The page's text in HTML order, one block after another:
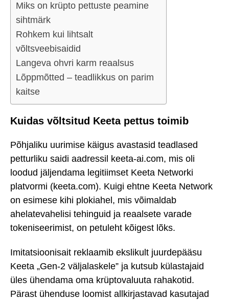
Miks on krüpto pettuste peamine
sihtmärk
Rohkem kui lihtsalt
võltsveebisaidid
Langeva ohvri karm reaalsus
Lõppmõtted – teadlikkus on parim
kaitse
Kuidas võltsitud Keeta pettus toimib
Põhjaliku uurimise käigus avastasid teadlased
petturliku saidi aadressil keeta-ai.com, mis oli
loodud jäljendama legitiimset Keeta Networki
platvormi (keeta.com). Kuigi ehtne Keeta Network
on esimese kihi plokiahel, mis võimaldab
ahelatevahelisi tehinguid ja reaalsete varade
tokeniseerimist, on petuleht kõigest lõks.
Imitatsioonisait reklaamib ekslikult juurdepääsu
Keeta „Gen-2 väljalaskele” ja kutsub külastajaid
üles ühendama oma krüptovaluuta rahakotid.
Pärast ühenduse loomist allkirjastavad kasutajad